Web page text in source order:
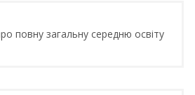
повну загальну середню освіту